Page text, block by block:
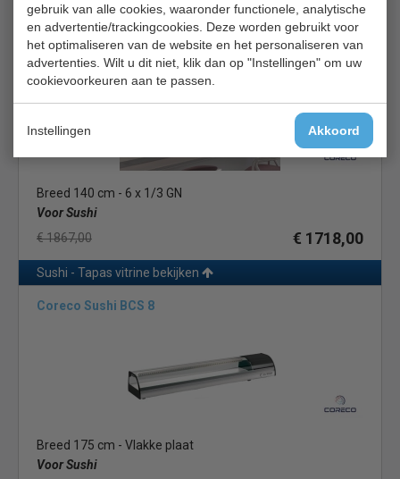
gebruik van alle cookies, waaronder functionele, analytische
en advertentie/trackingcookies. Deze worden gebruikt voor
het optimaliseren van de website en het personaliseren van
advertenties. Wilt u dit niet, klik dan op "Instellingen" om uw
cookievoorkeuren aan te passen.
Instellingen Akkoord
Sushi - Tapas vitrine bekijken
Coreco Sushi BCCS 6
Breed 140 cm - 6 x 1/3 GN
Voor Sushi
€ 1867,00
€ 1718,00
Sushi - Tapas vitrine bekijken
Coreco Sushi BCS 8
Breed 175 cm - Vlakke plaat
Voor Sushi